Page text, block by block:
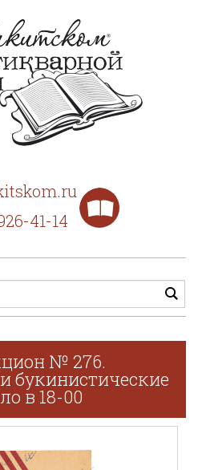
41-14
№ 276.
букинистические
в 18-00